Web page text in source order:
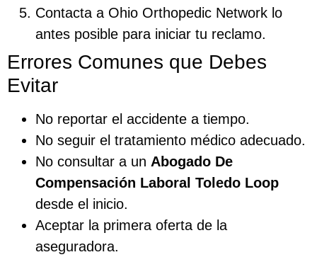
Contacta a Ohio Orthopedic Network lo
antes posible para iniciar tu reclamo.
Errores Comunes que Debes
Evitar
No reportar el accidente a tiempo.
No seguir el tratamiento médico adecuado.
No consultar a un Abogado De
Compensación Laboral Toledo Loop
desde el inicio.
Aceptar la primera oferta de la
aseguradora.